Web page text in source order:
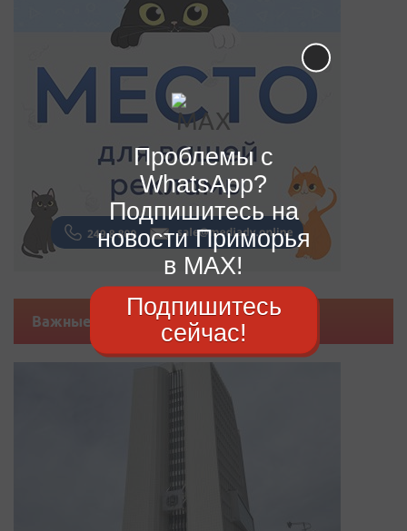
Важные новости
Проблемы с
WhatsApp?
Подпишитесь на
новости Приморья
в MAX!
Подпишитесь
сейчас!